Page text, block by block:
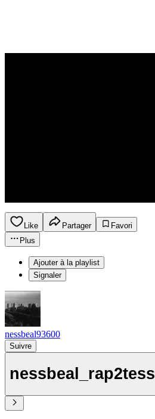
Like Partager
Favori
Plus
Ajouter à la playlist
Signaler
nessbeal93600
Suivre
nessbeal_rap2tess